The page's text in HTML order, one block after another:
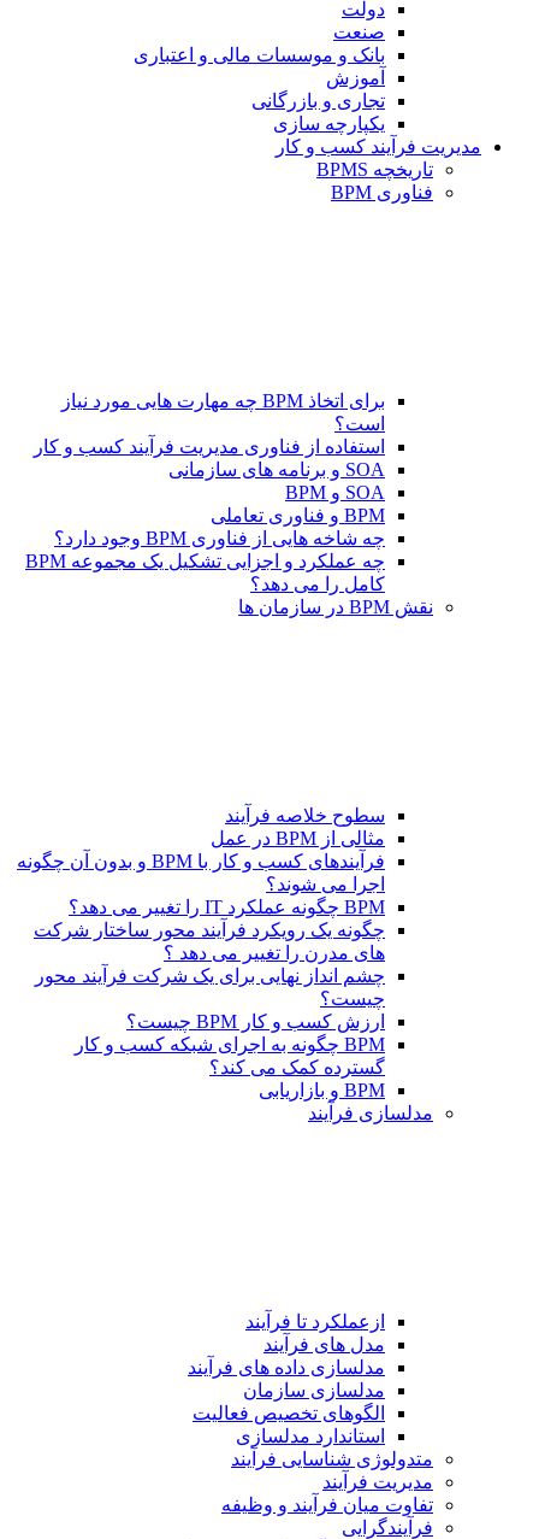
دولت
صنعت
بانک و موسسات مالی و اعتباری
آموزش
تجاری و بازرگانی
یکپارچه سازی
مدیریت فرآیند کسب و کار
تاریخچه BPMS
فناوری BPM
برای اتخاذ BPM چه مهارت هایی مورد نیاز
است؟
استفاده از فناوری مدیریت فرآیند کسب و کار
SOA و برنامه های سازمانی
SOA و BPM
BPM و فناوری تعاملی
چه شاخه هایی از فناوری BPM وجود دارد؟
چه عملکرد و اجزایی تشکیل یک مجموعه BPM
کامل را می دهد؟
نقش BPM در سازمان ها
سطوح خلاصه فرآیند
مثالی از BPM در عمل
فرآیندهای کسب و کار با BPM و بدون آن چگونه
اجرا می شوند؟
BPM چگونه عملکرد IT را تغییر می دهد؟
چگونه یک رویکرد فرآیند محور ساختار شرکت
های مدرن را تغییر می دهد ؟
چشم انداز نهایی برای یک شرکت فرآیند محور
چیست؟
ارزش کسب و کار BPM چیست؟
BPM چگونه به اجرای شبکه کسب و کار
گسترده کمک می کند؟
BPM و بازاریابی
مدلسازی فرآیند
ازعملکرد تا فرآیند
مدل های فرآیند
مدلسازی داده های فرآیند
مدلسازی سازمان
الگوهای تخصیص فعالیت
استاندارد مدلسازی
متدولوژی شناسایی فرآیند
مدیریت فرآیند
تفاوت میان فرآیند و وظیفه
فرآیندگرایی